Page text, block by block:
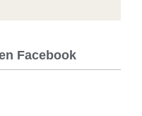
Facebook